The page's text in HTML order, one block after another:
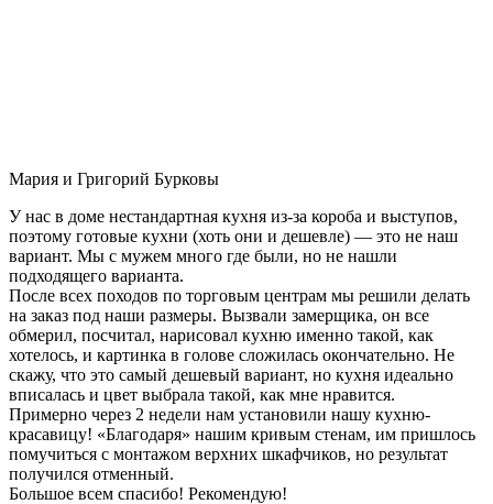
Мария и Григорий Бурковы
У нас в доме нестандартная кухня из-за короба и выступов,
поэтому готовые кухни (хоть они и дешевле) — это не наш
вариант. Мы с мужем много где были, но не нашли
подходящего варианта.
После всех походов по торговым центрам мы решили делать
на заказ под наши размеры. Вызвали замерщика, он все
обмерил, посчитал, нарисовал кухню именно такой, как
хотелось, и картинка в голове сложилась окончательно. Не
скажу, что это самый дешевый вариант, но кухня идеально
вписалась и цвет выбрала такой, как мне нравится.
Примерно через 2 недели нам установили нашу кухню-
красавицу! «Благодаря» нашим кривым стенам, им пришлось
помучиться с монтажом верхних шкафчиков, но результат
получился отменный.
Большое всем спасибо! Рекомендую!